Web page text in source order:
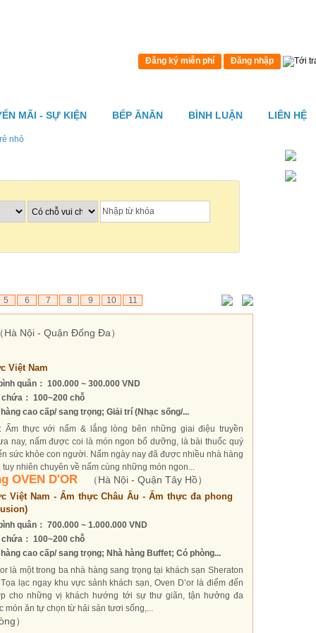
MÃI - SỰ KIỆN BẾP ĂNĂN BÌNH LUẬN LIÊN HỆ
Đăng ký miễn phí Đăng nhập
nhỏ
5 6 7 8 9 10 11
Hà Nội - Quận Đống Đa）
Việt Nam
quân： 100.000 ~ 300.000 VND
： 100~200 chỗ
cao cấp/ sang trọng; Giải trí (Nhạc sống/...
Ẩm thực với nấm & lắng lòng bên những giai điệu truyền
nay, nấm được coi là món ngon bổ dưỡng, là bài thuốc quý
sức khỏe con người. Nấm ngày nay đã được nhiều nhà hàng
tuy nhiên chuyên về nấm cùng những món ngon...
OVEN D'OR （Hà Nội - Quận Tây Hồ）
Việt Nam - Ẩm thực Châu Âu - Ẩm thực đa phong
quân： 700.000 ~ 1.000.000 VND
： 100~200 chỗ
cao cấp/ sang trọng; Nhà hàng Buffet; Có phòng...
là một trong ba nhà hàng sang trọng tại khách sạn Sheraton
lạc ngay khu vực sảnh khách sạn, Oven D’or là điểm đến
cho những vị khách hướng tới sự thư giãn, tận hưởng đa
món ăn tự chọn từ hải sản tươi sống,...
）